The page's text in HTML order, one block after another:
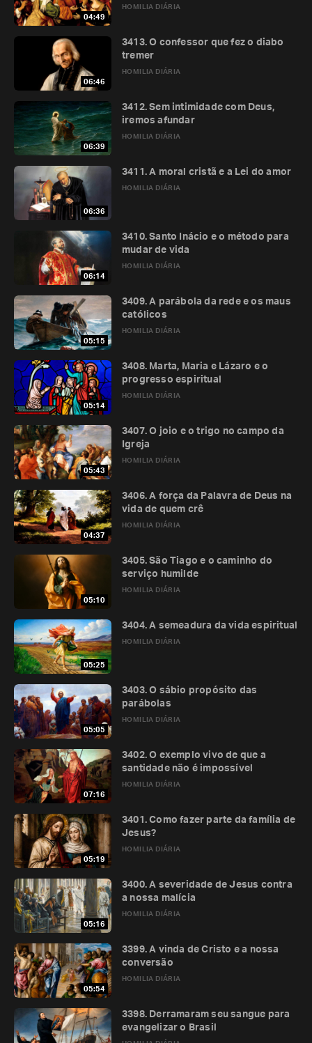
04:49
HOMILIA DIÁRIA
06:46
HOMILIA DIÁRIA
3413. O confessor que fez o diabo
tremer
06:39
HOMILIA DIÁRIA
3412. Sem intimidade com Deus,
iremos afundar
06:36
HOMILIA DIÁRIA
3411. A moral cristã e a Lei do amor
06:14
HOMILIA DIÁRIA
3410. Santo Inácio e o método para
mudar de vida
05:15
HOMILIA DIÁRIA
3409. A parábola da rede e os maus
católicos
05:14
HOMILIA DIÁRIA
3408. Marta, Maria e Lázaro e o
progresso espiritual
05:43
HOMILIA DIÁRIA
3407. O joio e o trigo no campo da
Igreja
04:37
HOMILIA DIÁRIA
3406. A força da Palavra de Deus na
vida de quem crê
05:10
HOMILIA DIÁRIA
3405. São Tiago e o caminho do
serviço humilde
05:25
HOMILIA DIÁRIA
3404. A semeadura da vida espiritual
05:05
HOMILIA DIÁRIA
3403. O sábio propósito das
parábolas
07:16
HOMILIA DIÁRIA
3402. O exemplo vivo de que a
santidade não é impossível
05:19
HOMILIA DIÁRIA
3401. Como fazer parte da família de
Jesus?
05:16
HOMILIA DIÁRIA
3400. A severidade de Jesus contra
a nossa malícia
05:54
HOMILIA DIÁRIA
3399. A vinda de Cristo e a nossa
conversão
3398. Derramaram seu sangue para
evangelizar o Brasil